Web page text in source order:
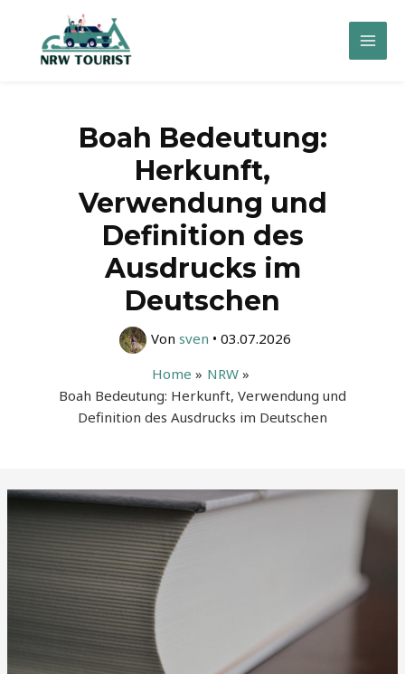
springen
Main
Boah Bedeutung:
Herkunft,
Verwendung und
Definition des
Ausdrucks im
Deutschen
Von sven • 03.07.2026
Home
NRW
Boah Bedeutung: Herkunft, Verwendung und
Definition des Ausdrucks im Deutschen